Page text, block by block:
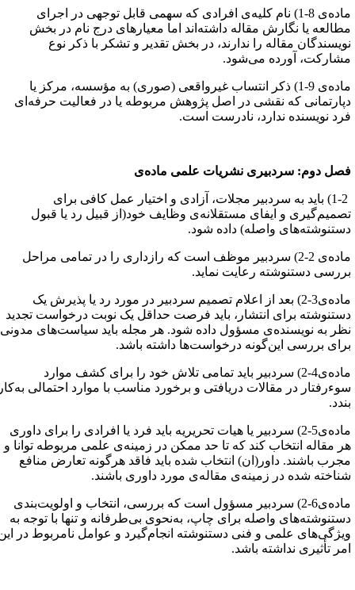
ماده‌ی 8-1) نام کلیه‌‌ی افرادی که سهمی قابل توجهی در اجرای
یا نگارش مقاله داشته‌اند اما معیارهای درج نام در بخش
مقاله را ندارند، در بخش تقدیر و تشکر با ذکر نوع
آورده می‌شود.
ماده‌ی 9-1) ذکر انتساب غیرواقعی (صوری) به مؤسسه، مرکز یا
که نقشی در اصل پژوهش مربوطه یا در فعالیت حرفه‌ای
نویسنده ندارد، نادرست است.
دوم: سردبیری نشریات علمی ماده‌ی
1-2) باید به سردبیر مجلات، آزادی و اختیار عمل کافی برای
و ایفای مستقلانه‌ی وظایف خود(از قبیل رد یا قبول
واصله) داده شود.
ماده‌ی 2-2) سردبیر موظف است که رازداری را در تمامی مراحل
دستنوشته رعایت نماید.
ماده‌ی3-2) بعد از اعلام تصمیم سردبیر در مورد رد یا پذیرش یک
برای انتشار، باید فرصت حداقل یک نوبت درخواست تجدید
به نویسنده‌ی مسؤول داده شود. هر مجله باید سیاست‌های مدونی
بررسی این‌گونه درخواست‌ها داشته باشد.
ماده‌ی4-2) سردبیر باید تمامی تلاش خود را برای کشف موارد
در مقالات دریافتی و برخورد مناسب با موارد احتمالی به‌کار
ماده‌ی5-2) سردبیر یا هیات تحریریه باید فرد یا افرادی را برای داوری
مقاله انتخاب کند که تا حد ممکن در زمینه‌ی علمی مربوطه توانا و
باشند. داور(ان) انتخاب شده باید فاقد هرگونه تعارض منافع
شده در زمینه‌ی‌ مقاله‌ی مورد داوری باشند.
ماده‌ی6-2) سردبیر مسؤول است که بررسی، انتخاب و اولویت‌بندی
واصله برای چاپ، به‌نحوی بی‌طرفانه و تنها با توجه به
علمی و فنی دستنوشته انجام‌گیرد و عوامل نامربوط در این
تأثیری نداشته باشد.